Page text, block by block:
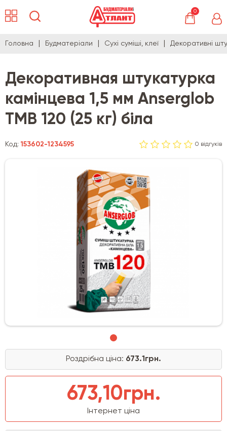
0
Головна Будматеріали Сухі суміші, клеї Декоративні
Декоративная штукатурка
камінцева 1,5 мм Anserglob
TMB 120 (25 кг) біла
Код:153602-1234595 0 відгуків
Роздрібна ціна: 673.1грн.
673,10грн.
Інтернет ціна